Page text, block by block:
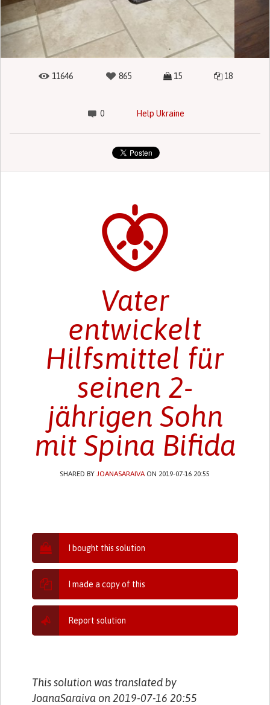
11646 865 15 18
0 Help Ukraine
Vater
entwickelt
Hilfsmittel für
seinen 2-
jährigen Sohn
mit Spina Bifida
SHARED BY JOANASARAIVA ON 2019-07-16 20:55
I bought this solution
I made a copy of this
Report solution
This solution was translated by
JoanaSaraiva on 2019-07-16 20:55